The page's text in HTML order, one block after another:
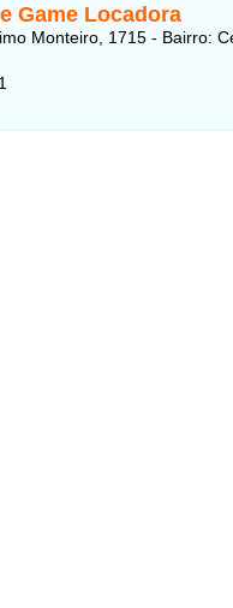
Game Locadora
Monteiro, 1715 - Bairro: